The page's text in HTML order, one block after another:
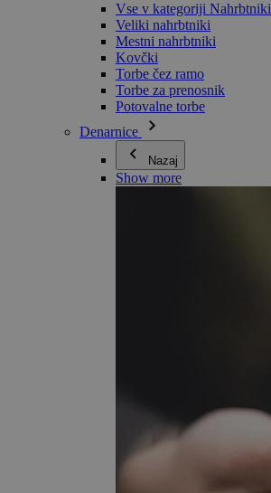
Vse v kategoriji Nahrbtniki
Veliki nahrbtniki
Mestni nahrbtniki
Kovčki
Torbe čez ramo
Torbe za prenosnik
Potovalne torbe
Denarnice
Nazaj
Show more